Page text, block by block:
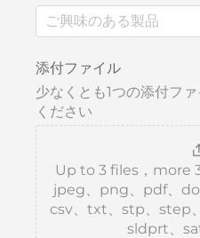
添付ファイル
少なくとも1つの添付フ
ください
Up to 3 files，more
jpeg、png、pdf、
csv、txt、stp、step
sldprt、